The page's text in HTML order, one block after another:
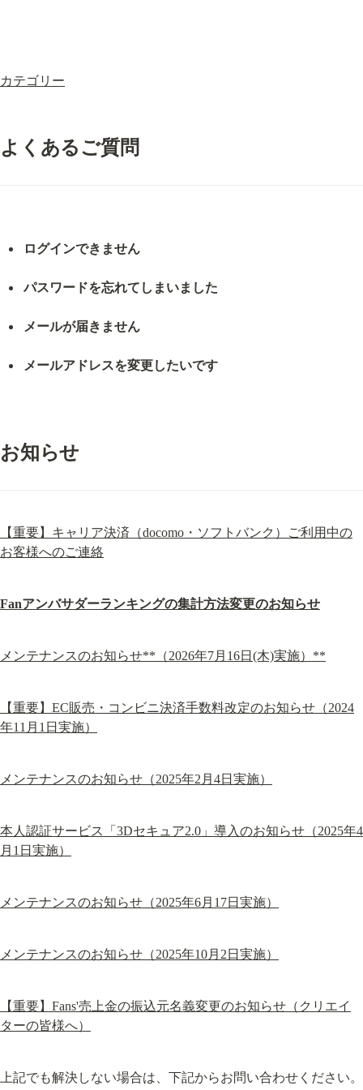
カテゴリー
よくあるご質問
ログインできません
パスワードを忘れてしまいました
メールが届きません
メールアドレスを変更したいです
お知らせ
【重要】キャリア決済（docomo・ソフトバンク）ご利用中の
お客様へのご連絡
Fanアンバサダーランキングの集計方法変更のお知らせ
メンテナンスのお知らせ**（2026年7月16日(木)実施）**
【重要】EC販売・コンビニ決済手数料改定のお知らせ（2024
年11月1日実施）
メンテナンスのお知らせ（2025年2月4日実施）
本人認証サービス「3Dセキュア2.0」導入のお知らせ（2025年4
月1日実施）
メンテナンスのお知らせ（2025年6月17日実施）
メンテナンスのお知らせ（2025年10月2日実施）
【重要】Fans'売上金の振込元名義変更のお知らせ（クリエイ
ターの皆様へ）
上記でも解決しない場合は、下記からお問い合わせください。